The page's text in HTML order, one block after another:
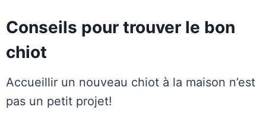
Conseils pour trouver le bon
chiot
Accueillir un nouveau chiot à la maison n’est
pas un petit projet!